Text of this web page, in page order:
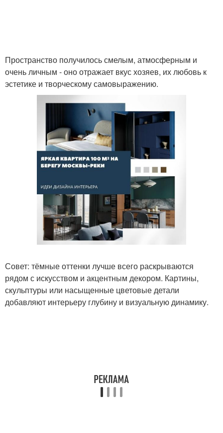
Пространство получилось смелым, атмосферным и
очень личным - оно отражает вкус хозяев, их любовь к
эстетике и творческому самовыражению.
Совет: тёмные оттенки лучше всего раскрываются
рядом с искусством и акцентным декором. Картины,
скульптуры или насыщенные цветовые детали
добавляют интерьеру глубину и визуальную динамику.